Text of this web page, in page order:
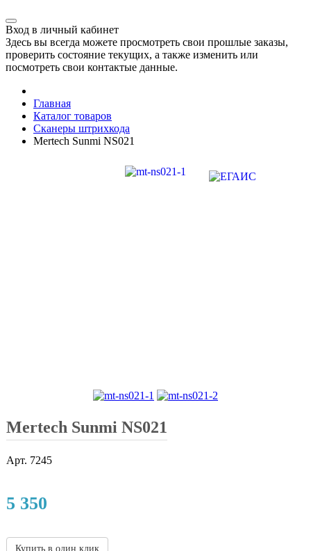
Вход в личный кабинет
Здесь вы всегда можете просмотреть свои прошлые заказы,
проверить состояние текущих, а также изменить или
посмотреть свои контактые данные.
Главная
Каталог товаров
Сканеры штрихкода
Mertech Sunmi NS021
Mertech Sunmi NS021
Арт. 7245
5 350
Купить в один клик